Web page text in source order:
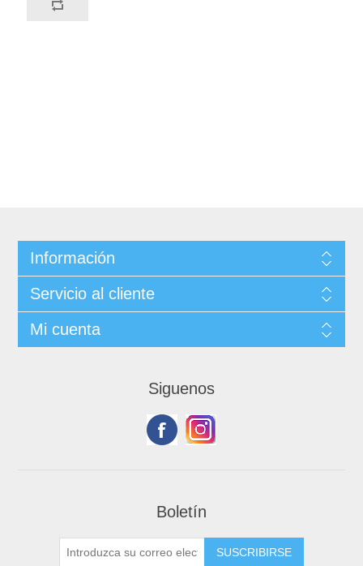
Información
Servicio al cliente
Mi cuenta
Siguenos
Boletín